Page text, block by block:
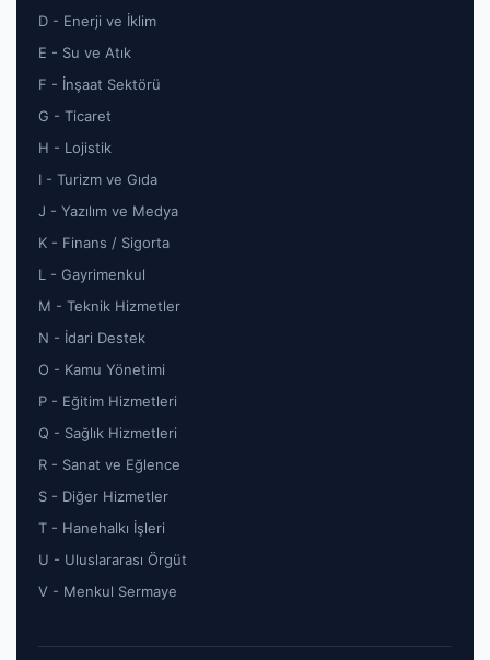
D - Enerji ve İklim
E - Su ve Atık
F - İnşaat Sektörü
G - Ticaret
H - Lojistik
I - Turizm ve Gıda
J - Yazılım ve Medya
K - Finans / Sigorta
L - Gayrimenkul
M - Teknik Hizmetler
N - İdari Destek
O - Kamu Yönetimi
P - Eğitim Hizmetleri
Q - Sağlık Hizmetleri
R - Sanat ve Eğlence
S - Diğer Hizmetler
T - Hanehalkı İşleri
U - Uluslararası Örgüt
V - Menkul Sermaye